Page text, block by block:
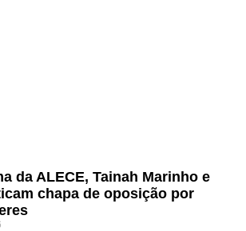
da ALECE, Tainah Marinho e
chapa de oposição por